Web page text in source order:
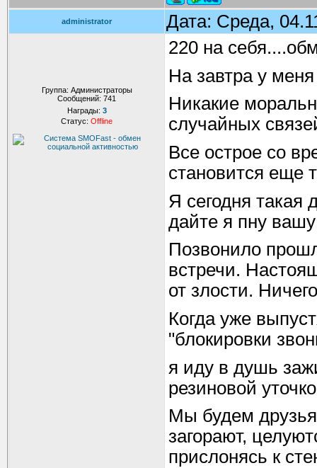
administrator Дата: Среда,
Группа: Администраторы
Сообщений: 741
Награды: 3
Статус: Offline
220 на
На завтра у
Никакие
случайных
Все острое со
становится еще
Я сегодня такая
дайте я пну вашу
Позвонило
встречи.
от злости.
Когда уже
"блокировки
я иду в душь
резиновой
Мы будем
загорают,
прислонясь к